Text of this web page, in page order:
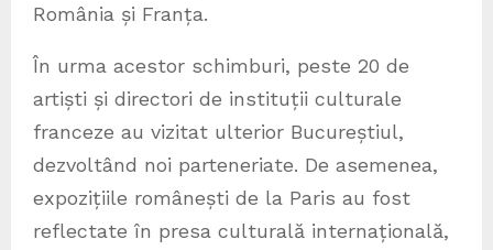
România și Franța.
În urma acestor schimburi, peste 20 de
artiști și directori de instituții culturale
franceze au vizitat ulterior Bucureștiul,
dezvoltând noi parteneriate. De asemenea,
expozițiile românești de la Paris au fost
reflectate în presa culturală internațională,